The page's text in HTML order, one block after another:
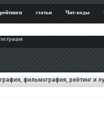
рейтинги статьи Чит-коды
фильмография, рейтинг и